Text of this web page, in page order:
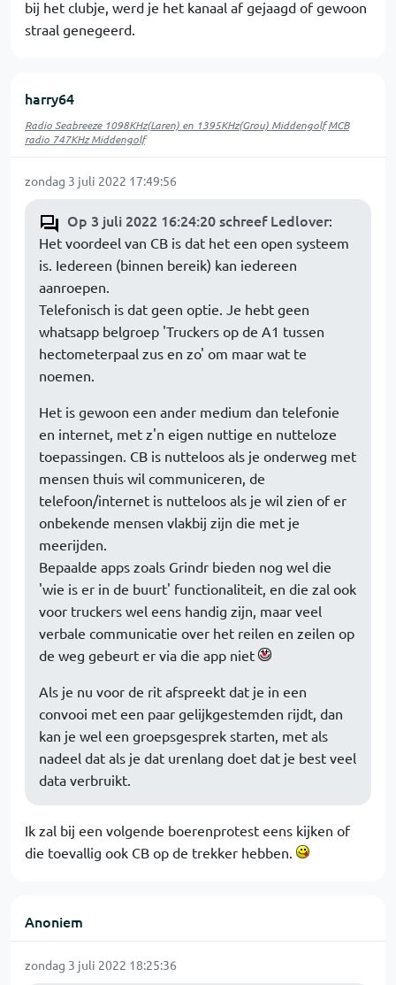
bij het clubje, werd je het kanaal af gejaagd of gewoon
straal genegeerd.
harry64
Radio Seabreeze 1098KHz(Laren) en 1395KHz(Grou) Middengolf MCB
radio 747KHz Middengolf
zondag 3 juli 2022 17:49:56
Op 3 juli 2022 16:24:20 schreef Ledlover:
Het voordeel van CB is dat het een open systeem
is. Iedereen (binnen bereik) kan iedereen
aanroepen.
Telefonisch is dat geen optie. Je hebt geen
whatsapp belgroep 'Truckers op de A1 tussen
hectometerpaal zus en zo' om maar wat te
noemen.
Het is gewoon een ander medium dan telefonie
en internet, met z'n eigen nuttige en nutteloze
toepassingen. CB is nutteloos als je onderweg met
mensen thuis wil communiceren, de
telefoon/internet is nutteloos als je wil zien of er
onbekende mensen vlakbij zijn die met je
meerijden.
Bepaalde apps zoals Grindr bieden nog wel die
'wie is er in de buurt' functionaliteit, en die zal ook
voor truckers wel eens handig zijn, maar veel
verbale communicatie over het reilen en zeilen op
de weg gebeurt er via die app niet
Als je nu voor de rit afspreekt dat je in een
convooi met een paar gelijkgestemden rijdt, dan
kan je wel een groepsgesprek starten, met als
nadeel dat als je dat urenlang doet dat je best veel
data verbruikt.
Ik zal bij een volgende boerenprotest eens kijken of
die toevallig ook CB op de trekker hebben.
Anoniem
zondag 3 juli 2022 18:25:36